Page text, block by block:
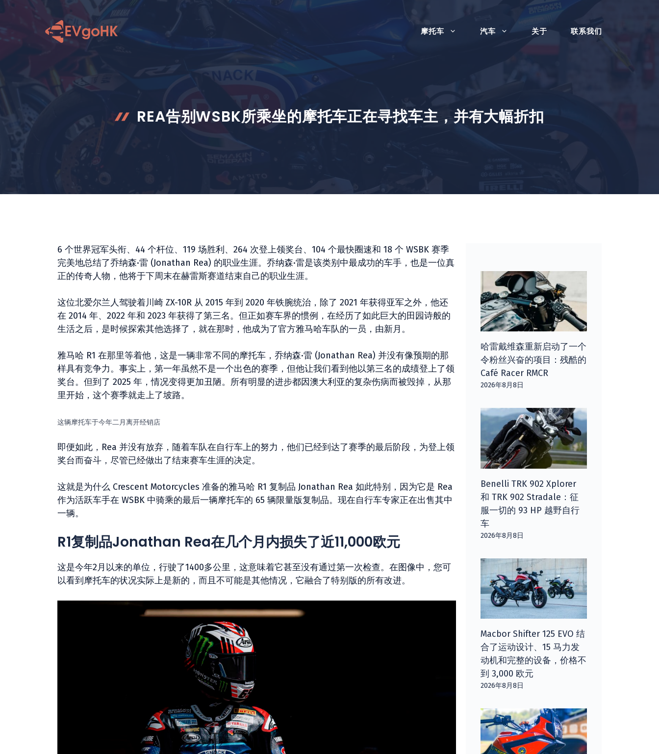
摩托车 汽车 关于 联系我们
REA告别WSBK所乘坐的摩托车正在寻找车主，并有大幅折扣
6 个世界冠军头衔、44 个杆位、119 场胜利、264 次登上领奖台、104 个最快圈速和 18 个 WSBK 赛季
完美地总结了乔纳森·雷 (Jonathan Rea) 的职业生涯。乔纳森·雷是该类别中最成功的车手，也是一位真
正的传奇人物，他将于下周末在赫雷斯赛道结束自己的职业生涯。
这位北爱尔兰人驾驶着川崎 ZX-10R 从 2015 年到 2020 年铁腕统治，除了 2021 年获得亚军之外，他还
在 2014 年、2022 年和 2023 年获得了第三名。但正如赛车界的惯例，在经历了如此巨大的田园诗般的
生活之后，是时候探索其他选择了，就在那时，他成为了官方雅马哈车队的一员，由新月。
雅马哈 R1 在那里等着他，这是一辆非常不同的摩托车，乔纳森·雷 (Jonathan Rea) 并没有像预期的那
样具有竞争力。事实上，第一年虽然不是一个出色的赛季，但他让我们看到他以第三名的成绩登上了领
奖台。但到了 2025 年，情况变得更加丑陋。所有明显的进步都因澳大利亚的复杂伤病而被毁掉，从那
里开始，这个赛季就走上了坡路。
这辆摩托车于今年二月离开经销店
即便如此，Rea 并没有放弃，随着车队在自行车上的努力，他们已经到达了赛季的最后阶段，为登上领
奖台而奋斗，尽管已经做出了结束赛车生涯的决定。
这就是为什么 Crescent Motorcycles 准备的雅马哈 R1 复制品 Jonathan Rea 如此特别，因为它是 Rea
作为活跃车手在 WSBK 中骑乘的最后一辆摩托车的 65 辆限量版复制品。现在自行车专家正在出售其中
一辆。
R1复制品Jonathan Rea在几个月内损失了近11,000欧元
这是今年2月以来的单位，行驶了1400多公里，这意味着它甚至没有通过第一次检查。在图像中，您可
以看到摩托车的状况实际上是新的，而且不可能是其他情况，它融合了特别版的所有改进。
哈雷戴维森重新启动了一个
令粉丝兴奋的项目：残酷的
Café Racer RMCR
2026年8月8日
Benelli TRK 902 Xplorer
和 TRK 902 Stradale：征
服一切的 93 HP 越野自行
车
2026年8月8日
Macbor Shifter 125 EVO 结
合了运动设计、15 马力发
动机和完整的设备，价格不
到 3,000 欧元
2026年8月8日